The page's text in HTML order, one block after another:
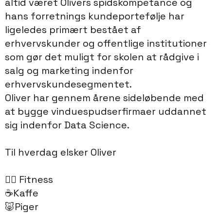
hans forretnings kundeportefølje har
ligeledes primært bestået af
erhvervskunder og offentlige institutioner
som gør det muligt for skolen at rådgive i
salg og marketing indenfor
erhvervskundesegmentet.
Oliver har gennem årene sideløbende med
at bygge vinduespudserfirmaer uddannet
sig indenfor Data Science.
Til hverdag elsker Oliver
🏋🏻 Fitness
☕️Kaffe
🐷Piger